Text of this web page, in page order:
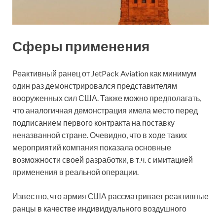
Сферы применения
Реактивный ранец от JetPack Aviation как минимум
один раз демонстрировался представителям
вооруженных сил США. Также можно предполагать,
что аналогичная демонстрация имела место перед
подписанием первого контракта на поставку
неназванной стране. Очевидно, что в ходе таких
мероприятий компания показала основные
возможности своей разработки, в т.ч. с имитацией
применения в реальной операции.
Известно, что армия США рассматривает реактивные
ранцы в качестве индивидуального воздушного